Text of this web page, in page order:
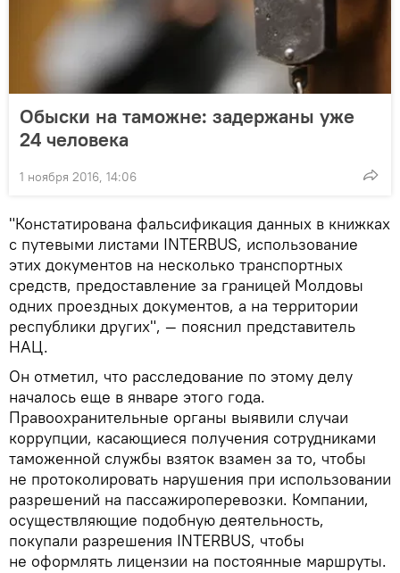
Обыски на таможне: задержаны уже
24 человека
1 ноября 2016, 14:06
"Констатирована фальсификация данных в книжках
с путевыми листами INTERBUS, использование
этих документов на несколько транспортных
средств, предоставление за границей Молдовы
одних проездных документов, а на территории
республики других", — пояснил представитель
НАЦ.
Он отметил, что расследование по этому делу
началось еще в январе этого года.
Правоохранительные органы выявили случаи
коррупции, касающиеся получения сотрудниками
таможенной службы взяток взамен за то, чтобы
не протоколировать нарушения при использовании
разрешений на пассажироперевозки. Компании,
осуществляющие подобную деятельность,
покупали разрешения INTERBUS, чтобы
не оформлять лицензии на постоянные маршруты.